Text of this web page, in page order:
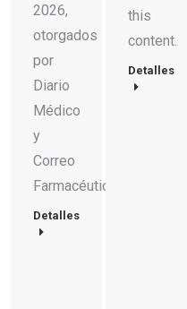
2026,
otorgados
por
Diario
Médico
y
Correo
Farmacéutico.
Detalles
this
content.
Detalles